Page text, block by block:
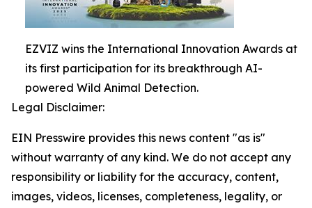
EZVIZ wins the International Innovation Awards at
its first participation for its breakthrough AI-
powered Wild Animal Detection.
Legal Disclaimer:
EIN Presswire provides this news content "as is"
without warranty of any kind. We do not accept any
responsibility or liability for the accuracy, content,
images, videos, licenses, completeness, legality, or